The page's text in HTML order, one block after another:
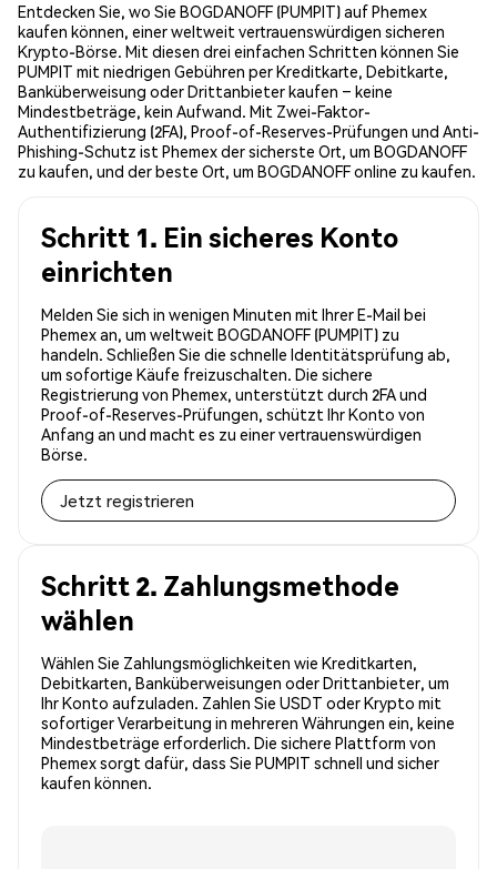
Entdecken Sie, wo Sie BOGDANOFF (PUMPIT) auf Phemex
kaufen können, einer weltweit vertrauenswürdigen sicheren
Krypto-Börse. Mit diesen drei einfachen Schritten können Sie
PUMPIT mit niedrigen Gebühren per Kreditkarte, Debitkarte,
Banküberweisung oder Drittanbieter kaufen – keine
Mindestbeträge, kein Aufwand. Mit Zwei-Faktor-
Authentifizierung (2FA), Proof-of-Reserves-Prüfungen und Anti-
Phishing-Schutz ist Phemex der sicherste Ort, um BOGDANOFF
zu kaufen, und der beste Ort, um BOGDANOFF online zu kaufen.
Schritt 1. Ein sicheres Konto
einrichten
Melden Sie sich in wenigen Minuten mit Ihrer E-Mail bei
Phemex an, um weltweit BOGDANOFF (PUMPIT) zu
handeln. Schließen Sie die schnelle Identitätsprüfung ab,
um sofortige Käufe freizuschalten. Die sichere
Registrierung von Phemex, unterstützt durch 2FA und
Proof-of-Reserves-Prüfungen, schützt Ihr Konto von
Anfang an und macht es zu einer vertrauenswürdigen
Börse.
Jetzt registrieren
Schritt 2. Zahlungsmethode
wählen
Wählen Sie Zahlungsmöglichkeiten wie Kreditkarten,
Debitkarten, Banküberweisungen oder Drittanbieter, um
Ihr Konto aufzuladen. Zahlen Sie USDT oder Krypto mit
sofortiger Verarbeitung in mehreren Währungen ein, keine
Mindestbeträge erforderlich. Die sichere Plattform von
Phemex sorgt dafür, dass Sie PUMPIT schnell und sicher
kaufen können.